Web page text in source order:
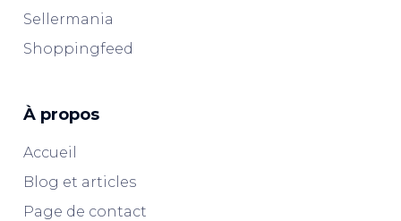
Sellermania
Shoppingfeed
À propos
Accueil
Blog et articles
Page de contact